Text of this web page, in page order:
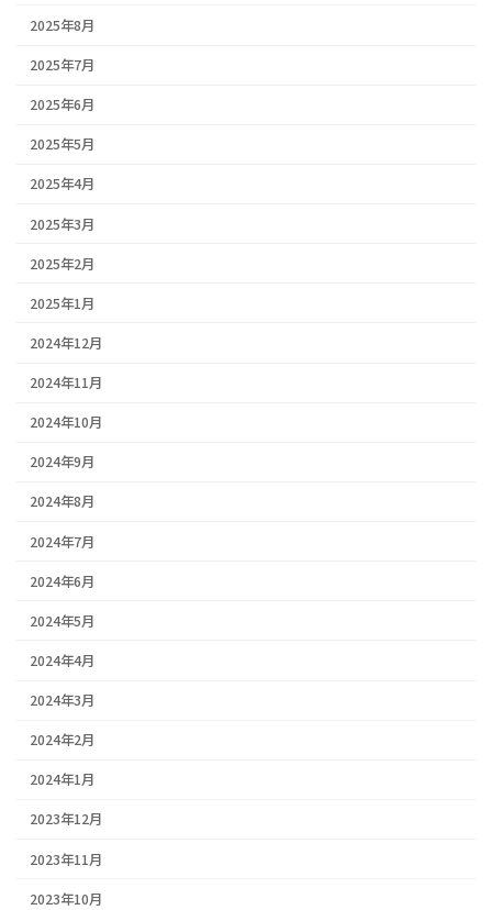
2025年8月
2025年7月
2025年6月
2025年5月
2025年4月
2025年3月
2025年2月
2025年1月
2024年12月
2024年11月
2024年10月
2024年9月
2024年8月
2024年7月
2024年6月
2024年5月
2024年4月
2024年3月
2024年2月
2024年1月
2023年12月
2023年11月
2023年10月